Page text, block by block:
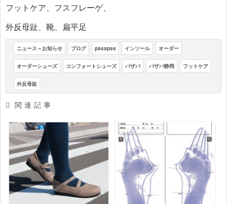
フットケア、フスフレーゲ、
外反母趾、靴、扁平足
ニュース～お知らせ ブログ pasapas インソール オーダー
オーダーシューズ コンフォートシューズ パザパ パザパ静岡 フットケア
外反母趾
関連記事